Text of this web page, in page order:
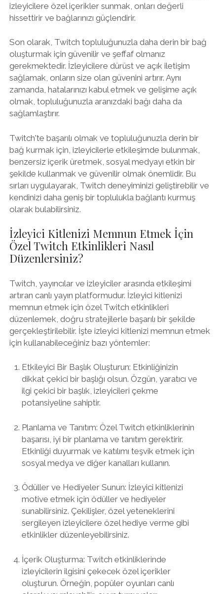
izleyicilere özel içerikler sunmak, onları değerli
hissettirir ve bağlarınızı güçlendirir.
Son olarak, Twitch topluluğunuzla daha derin bir bağ
oluşturmak için güvenilir ve şeffaf olmanız
gerekmektedir. İzleyicilere dürüst ve açık iletişim
sağlamak, onların size olan güvenini artırır. Aynı
zamanda, hatalarınızı kabul etmek ve gelişime açık
olmak, topluluğunuzla aranızdaki bağı daha da
sağlamlaştırır.
Twitch'te başarılı olmak ve topluluğunuzla derin bir
bağ kurmak için, izleyicilerle etkileşimde bulunmak,
benzersiz içerik üretmek, sosyal medyayı etkin bir
şekilde kullanmak ve güvenilir olmak önemlidir. Bu
sırları uygulayarak, Twitch deneyiminizi geliştirebilir ve
kendinizi daha geniş bir toplulukla bağlantı kurmuş
olarak bulabilirsiniz.
İzleyici Kitlenizi Memnun Etmek İçin
Özel Twitch Etkinlikleri Nasıl
Düzenlersiniz?
Twitch, yayıncılar ve izleyiciler arasında etkileşimi
artıran canlı yayın platformudur. İzleyici kitlenizi
memnun etmek için özel Twitch etkinlikleri
düzenlemek, doğru stratejilerle başarılı bir şekilde
gerçekleştirilebilir. İşte izleyici kitlenizi memnun etmek
için kullanabileceğiniz bazı yöntemler:
Etkileyici Bir Başlık Oluşturun: Etkinliğinizin
dikkat çekici bir başlığı olsun. Özgün, yaratıcı ve
ilgi çekici bir başlık, izleyicileri çekme
potansiyeline sahiptir.
Planlama ve Tanıtım: Özel Twitch etkinliklerinin
başarısı, iyi bir planlama ve tanıtım gerektirir.
Etkinliği duyurmak ve katılımı teşvik etmek için
sosyal medya ve diğer kanalları kullanın.
Ödüller ve Hediyeler Sunun: İzleyici kitlenizi
motive etmek için ödüller ve hediyeler
sunabilirsiniz. Çekilişler, özel yeteneklerini
sergileyen izleyicilere özel hediye verme gibi
etkinlikler düzenleyebilirsiniz.
İçerik Oluşturma: Twitch etkinliklerinde
izleyicilerin ilgisini çekecek özel içerikler
oluşturun. Örneğin, popüler oyunları canlı